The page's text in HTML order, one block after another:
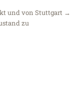
und von Stuttgart →
zu